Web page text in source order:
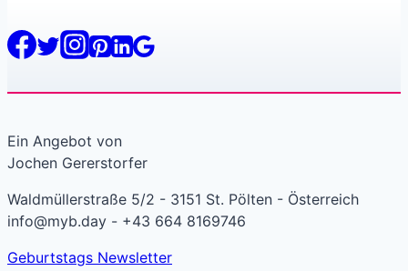
Ein Angebot von
Jochen Gererstorfer
Waldmüllerstraße 5/2 - 3151 St. Pölten - Österreich
info@myb.day - +43 664 8169746
Geburtstags Newsletter